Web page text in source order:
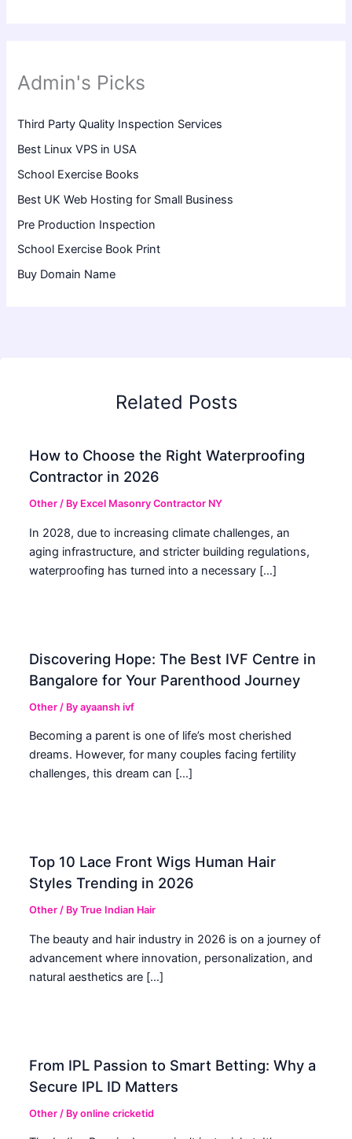
Admin's Picks
Third Party Quality Inspection Services
Best Linux VPS in USA
School Exercise Books
Best UK Web Hosting for Small Business
Pre Production Inspection
School Exercise Book Print
Buy Domain Name
Related Posts
How to Choose the Right Waterproofing
Contractor in 2026
Other / By Excel Masonry Contractor NY
In 2028, due to increasing climate challenges, an
aging infrastructure, and stricter building regulations,
waterproofing has turned into a necessary […]
Discovering Hope: The Best IVF Centre in
Bangalore for Your Parenthood Journey
Other / Byayaansh ivf
Becoming a parent is one of life’s most cherished
dreams. However, for many couples facing fertility
challenges, this dream can […]
Top 10 Lace Front Wigs Human Hair
Styles Trending in 2026
Other / ByTrue Indian Hair
The beauty and hair industry in 2026 is on a journey of
advancement where innovation, personalization, and
natural aesthetics are […]
From IPL Passion to Smart Betting: Why a
Secure IPL ID Matters
Other / Byonline cricketid